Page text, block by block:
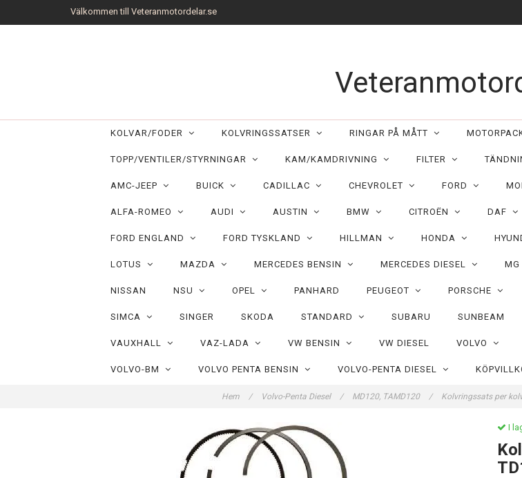
Välkommen till Veteranmotordelar.se
KOLVAR/FODER KOLVRINGSSATSER RINGAR PÅ MÅTT
TOPP/VENTILER/STYRNINGAR KAM/KAMDRIVNING FILTER
AMC-JEEP BUICK CADILLAC CHEVROLET FORD
ALFA-ROMEO AUDI AUSTIN BMW CITROËN DAF
FORD ENGLAND FORD TYSKLAND HILLMAN HONDA
LOTUS MAZDA MERCEDES BENSIN MERCEDES DIESEL MG
NISSAN NSU OPEL PANHARD PEUGEOT PORSCHE
SIMCA SINGER SKODA STANDARD SUBARU SUNBEAM
VAUXHALL VAZ-LADA VW BENSIN VW DIESEL VOLVO
VOLVO-BM VOLVO PENTA BENSIN VOLVO-PENTA DIESEL
Hem / Volvo-Penta Diesel / MD120, TAMD120 / Kolvringssats per
I